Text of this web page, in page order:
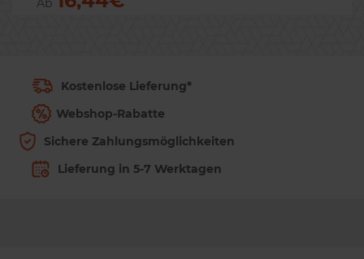
Ab
Kostenlose Lieferung*
Webshop-Rabatte
Sichere Zahlungsmöglichkeiten
Lieferung in 5-7 Werktagen